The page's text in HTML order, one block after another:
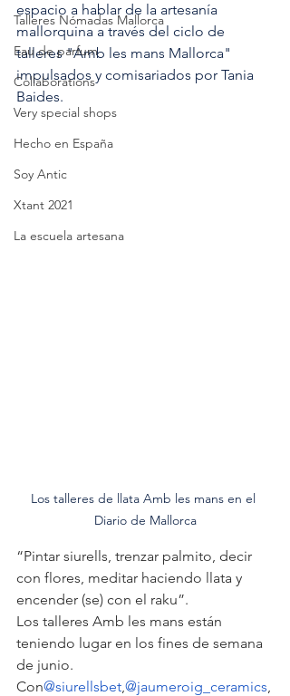
Talleres Nómadas Mallorca
Eau de parfum
Collaborations
Very special shops
Hecho en España
Soy Antic
Xtant 2021
La escuela artesana
espacio a hablar de la artesanía
mallorquina a través del ciclo de
talleres "Amb les mans Mallorca"
impulsados y comisariados por Tania
Baides.
Los talleres de llata Amb les mans en el
Diario de Mallorca
“Pintar siurells, trenzar palmito, decir
con flores, meditar haciendo llata y
encender (se) con el raku”.
Los talleres Amb les mans están
teniendo lugar en los fines de semana
de junio.
Con@siurellsbet @jaumeroig_ceramics